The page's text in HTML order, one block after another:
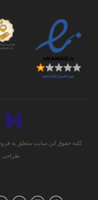
کلیه حقوق این سایت متعلق به
طراحی